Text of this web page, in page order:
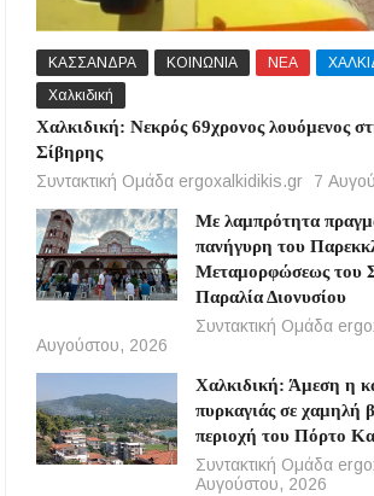
ΚΑΣΣΑΝΔΡΑ ΚΟΙΝΩΝΙΑ ΝΕΑ
Χαλκιδική
Χαλκιδική: Νεκρός 69χρονος λουόμενος
Σίβηρης
Συντακτική Ομάδα ergoxalkidikis.gr
7
Με λαμπρότητα
πανήγυρη του
Μεταμορφώσεως του
Παραλία Διονυσίου
Συντακτική Ομάδα
Αυγούστου, 2026
Χαλκιδική: Άμεση η
πυρκαγιάς σε χαμηλή
περιοχή του Πόρτο
Συντακτική Ομάδα
Αυγούστου, 2026